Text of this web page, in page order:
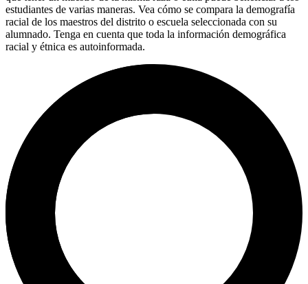
estudiantes de varias maneras. Vea cómo se compara la demografía
racial de los maestros del distrito o escuela seleccionada con su
alumnado. Tenga en cuenta que toda la información demográfica
racial y étnica es autoinformada.